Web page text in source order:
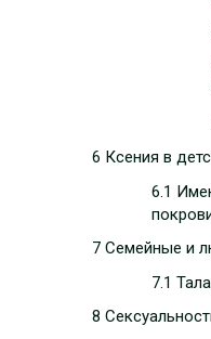
6 Ксения в
6.1
7 Семейные и
7.1
8